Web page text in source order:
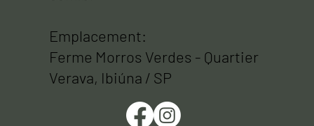
em seu nome.
Emplacement:
Ferme Morros Verdes - Quartier
Verava, Ibiúna / SP